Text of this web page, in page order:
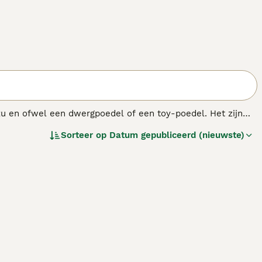
en ofwel een dwergpoedel of een toy-poedel. Het zijn
nest kunnen er heel verschillend uit zien en een
Sorteer op Datum gepubliceerd (nieuwste)